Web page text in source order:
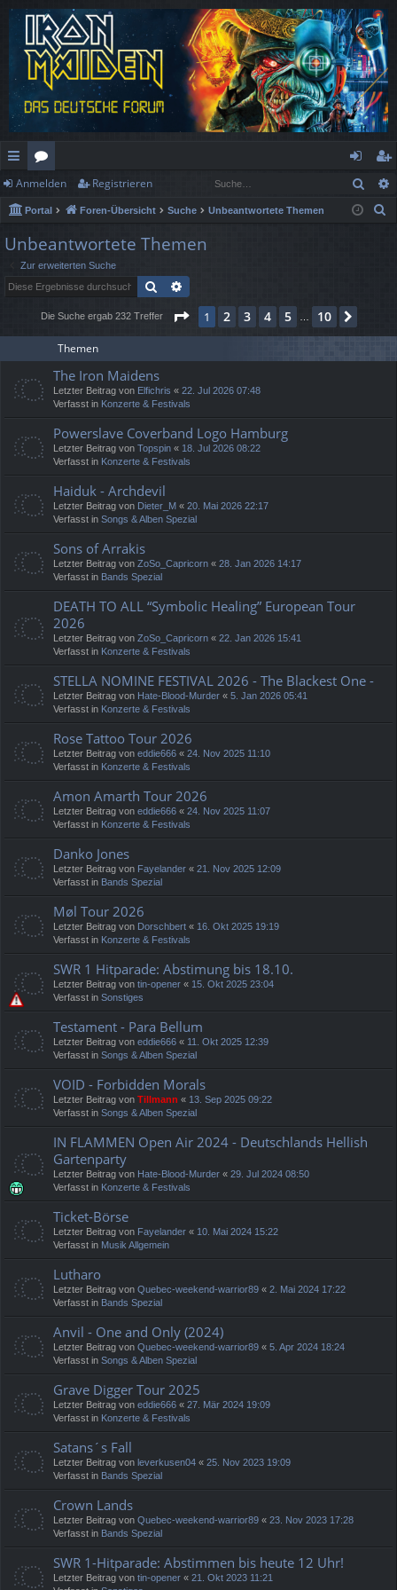
ch
ne
llz
or
en
n
m
eg
ist
Anmelden Registrieren
Portal Foren-Übersicht Suche Unbeantwortete Themen
Unbeantwortete Themen
Zur erweiterten Suche
Suche
Die Suche ergab 232 Treffer Seite 1von 10
1 2 3 4 5 … 10
Themen
The Iron Maidens
Letzter Beitrag von Elfichris « 22. Jul 2026 07:48
Verfasst in Konzerte & Festivals
Powerslave Coverband Logo Hamburg
Letzter Beitrag von Topspin « 18. Jul 2026 08:22
Verfasst in Konzerte & Festivals
Haiduk - Archdevil
Letzter Beitrag von Dieter_M « 20. Mai 2026 22:17
Verfasst in Songs & Alben Spezial
Sons of Arrakis
Letzter Beitrag von ZoSo_Capricorn « 28. Jan 2026 14:17
Verfasst in Bands Spezial
DEATH TO ALL “Symbolic Healing” European Tour
2026
Letzter Beitrag von ZoSo_Capricorn « 22. Jan 2026 15:41
Verfasst in Konzerte & Festivals
STELLA NOMINE FESTIVAL 2026 - The Blackest One -
Letzter Beitrag von Hate-Blood-Murder « 5. Jan 2026 05:41
Verfasst in Konzerte & Festivals
Rose Tattoo Tour 2026
Letzter Beitrag von eddie666 « 24. Nov 2025 11:10
Verfasst in Konzerte & Festivals
Amon Amarth Tour 2026
Letzter Beitrag von eddie666 « 24. Nov 2025 11:07
Verfasst in Konzerte & Festivals
Danko Jones
Letzter Beitrag von Fayelander « 21. Nov 2025 12:09
Verfasst in Bands Spezial
Møl Tour 2026
Letzter Beitrag von Dorschbert « 16. Okt 2025 19:19
Verfasst in Konzerte & Festivals
SWR 1 Hitparade: Abstimung bis 18.10.
Letzter Beitrag von tin-opener « 15. Okt 2025 23:04
Verfasst in Sonstiges
Testament - Para Bellum
Letzter Beitrag von eddie666 « 11. Okt 2025 12:39
Verfasst in Songs & Alben Spezial
VOID - Forbidden Morals
Letzter Beitrag von Tillmann « 13. Sep 2025 09:22
Verfasst in Songs & Alben Spezial
IN FLAMMEN Open Air 2024 - Deutschlands Hellish
Gartenparty
Letzter Beitrag von Hate-Blood-Murder « 29. Jul 2024 08:50
Verfasst in Konzerte & Festivals
Ticket-Börse
Letzter Beitrag von Fayelander « 10. Mai 2024 15:22
Verfasst in Musik Allgemein
Lutharo
Letzter Beitrag von Quebec-weekend-warrior89 « 2. Mai 2024 17:22
Verfasst in Bands Spezial
Anvil - One and Only (2024)
Letzter Beitrag von Quebec-weekend-warrior89 « 5. Apr 2024 18:24
Verfasst in Songs & Alben Spezial
Grave Digger Tour 2025
Letzter Beitrag von eddie666 « 27. Mär 2024 19:09
Verfasst in Konzerte & Festivals
Satans´s Fall
Letzter Beitrag von leverkusen04 « 25. Nov 2023 19:09
Verfasst in Bands Spezial
Crown Lands
Letzter Beitrag von Quebec-weekend-warrior89 « 23. Nov 2023 17:28
Verfasst in Bands Spezial
SWR 1-Hitparade: Abstimmen bis heute 12 Uhr!
Letzter Beitrag von tin-opener « 21. Okt 2023 11:21